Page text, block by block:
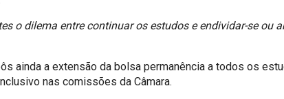
o dilema entre continuar os estudos e endividar-se ou
ainda a extensão da bolsa permanência a todos os
nas comissões da Câmara.